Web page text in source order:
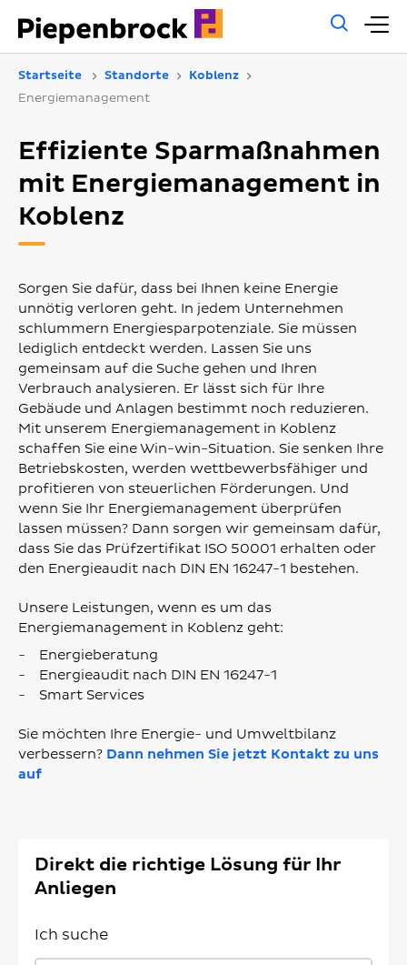
Startseite Standorte
Koblenz
Energiemanagement
Effiziente Sparmaßnahmen
mit Energiemanagement in
Koblenz
Sorgen Sie dafür, dass bei Ihnen keine Energie
unnötig verloren geht. In jedem Unternehmen
schlummern Energiesparpotenziale. Sie müssen
lediglich entdeckt werden. Lassen Sie uns
gemeinsam auf die Suche gehen und Ihren
Verbrauch analysieren. Er lässt sich für Ihre
Gebäude und Anlagen bestimmt noch reduzieren.
Mit unserem Energiemanagement in Koblenz
schaffen Sie eine Win-win-Situation. Sie senken Ihre
Betriebskosten, werden wettbewerbsfähiger und
profitieren von steuerlichen Förderungen. Und
wenn Sie Ihr Energiemanagement überprüfen
lassen müssen? Dann sorgen wir gemeinsam dafür,
dass Sie das Prüfzertifikat ISO 50001 erhalten oder
den Energieaudit nach DIN EN 16247-1 bestehen.
Unsere Leistungen, wenn es um das
Energiemanagement in Koblenz geht:
Energieberatung
Energieaudit nach DIN EN 16247-1
Smart Services
Sie möchten Ihre Energie- und Umweltbilanz
verbessern? Dann nehmen Sie jetzt Kontakt zu uns
auf
Direkt die richtige Lösung für Ihr
Anliegen
Ich suche